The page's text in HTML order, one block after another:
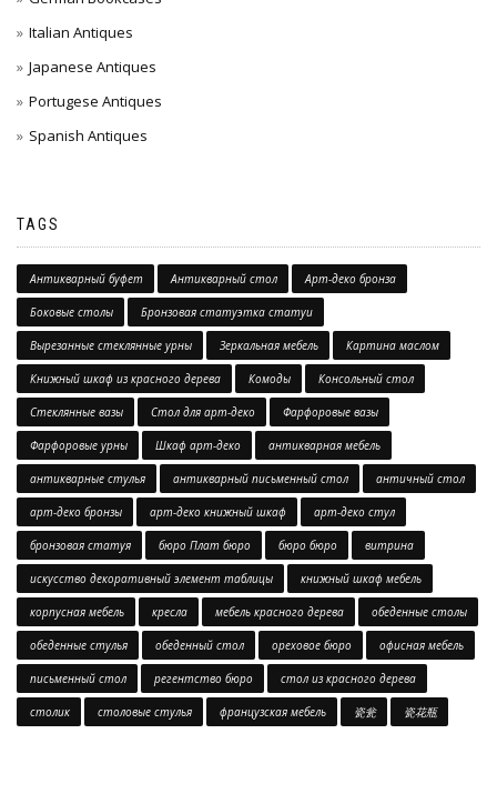
Italian Antiques
Japanese Antiques
Portugese Antiques
Spanish Antiques
TAGS
Антикварный буфет Антикварный стол Арт-деко бронза
Боковые столы Бронзовая статуэтка статуи
Вырезанные стеклянные урны Зеркальная мебель Картина маслом
Книжный шкаф из красного дерева Комоды Консольный стол
Стеклянные вазы Стол для арт-деко Фарфоровые вазы
Фарфоровые урны Шкаф арт-деко антикварная мебель
антикварные стулья антикварный письменный стол античный стол
арт-деко бронзы арт-деко книжный шкаф арт-деко стул
бронзовая статуя бюро Плат бюро бюро бюро витрина
искусство декоративный элемент таблицы книжный шкаф мебель
корпусная мебель кресла мебель красного дерева обеденные столы
обеденные стулья обеденный стол ореховое бюро офисная мебель
письменный стол регентство бюро стол из красного дерева
столик столовые стулья французская мебель 瓷瓮 瓷花瓶